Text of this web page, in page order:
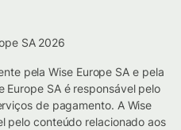
SA 2026
pela Wise Europe SA e pela
Europe SA é responsável pelo
de pagamento. A Wise
pelo conteúdo relacionado aos